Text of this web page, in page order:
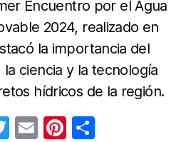
Encuentro por el Agua
2024, realizado en
la importancia del
ciencia y la tecnología
hídricos de la región.
T E Pi